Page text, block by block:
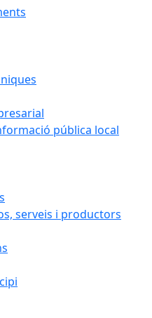
pública local
serveis i productors